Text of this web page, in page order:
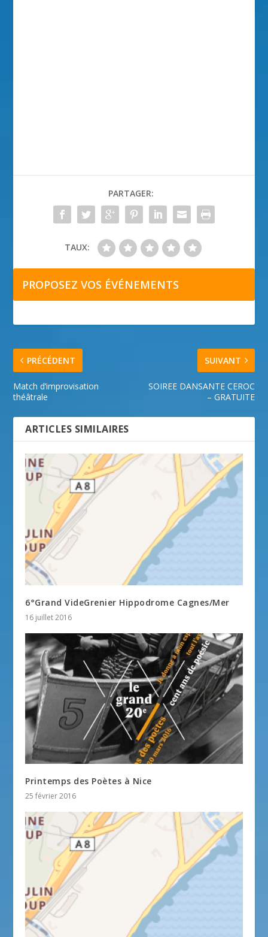
PARTAGER:
TAUX:
PROPOSEZ VOS ÉVÉNEMENTS
PRÉCÉDENT
Match d’improvisation
théâtrale
SUIVANT
SOIREE DANSANTE CEROC
– GRATUITE
ARTICLES SIMILAIRES
6°Grand VideGrenier Hippodrome Cagnes/Mer
16 juillet 2016
Printemps des Poètes à Nice
25 février 2016